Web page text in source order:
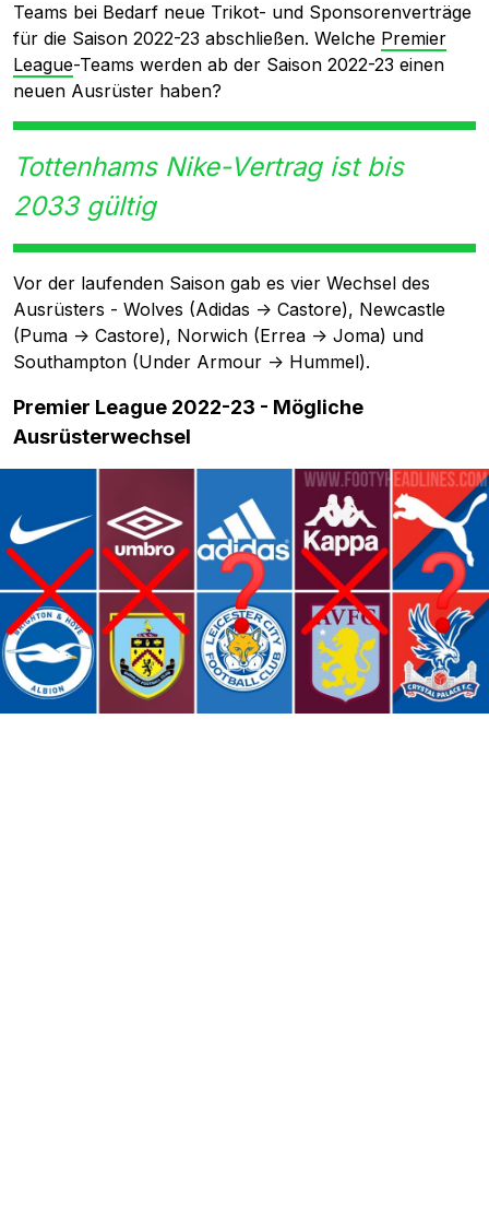
Teams bei Bedarf neue Trikot- und Sponsorenverträge
für die Saison 2022-23 abschließen. Welche Premier
League-Teams werden ab der Saison 2022-23 einen
neuen Ausrüster haben?
Tottenhams Nike-Vertrag ist bis
2033 gültig
Vor der laufenden Saison gab es vier Wechsel des
Ausrüsters - Wolves (Adidas -> Castore), Newcastle
(Puma -> Castore), Norwich (Errea -> Joma) und
Southampton (Under Armour -> Hummel).
Premier League 2022-23 - Mögliche
Ausrüsterwechsel